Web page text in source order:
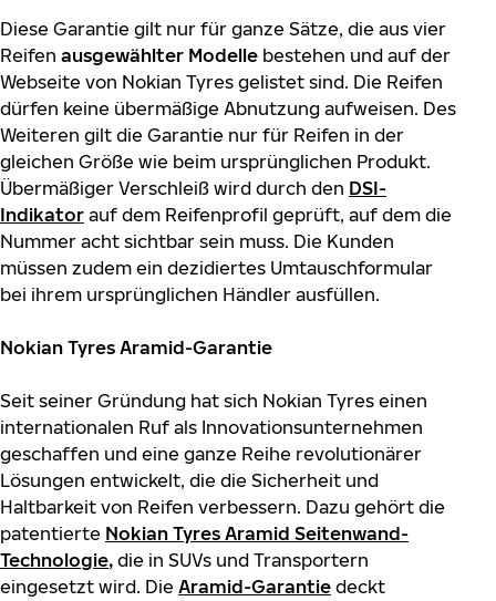
Diese Garantie gilt nur für ganze Sätze, die aus vier
Reifen ausgewählter Modelle bestehen und auf der
Webseite von Nokian Tyres gelistet sind. Die Reifen
dürfen keine übermäßige Abnutzung aufweisen. Des
Weiteren gilt die Garantie nur für Reifen in der
gleichen Größe wie beim ursprünglichen Produkt.
Übermäßiger Verschleiß wird durch den DSI-
Indikator auf dem Reifenprofil geprüft, auf dem die
Nummer acht sichtbar sein muss. Die Kunden
müssen zudem ein dezidiertes Umtauschformular
bei ihrem ursprünglichen Händler ausfüllen.
Nokian Tyres Aramid-Garantie
Seit seiner Gründung hat sich Nokian Tyres einen
internationalen Ruf als Innovationsunternehmen
geschaffen und eine ganze Reihe revolutionärer
Lösungen entwickelt, die die Sicherheit und
Haltbarkeit von Reifen verbessern. Dazu gehört die
patentierte Nokian Tyres Aramid Seitenwand-
Technologie, die in SUVs und Transportern
eingesetzt wird. Die Aramid-Garantie deckt